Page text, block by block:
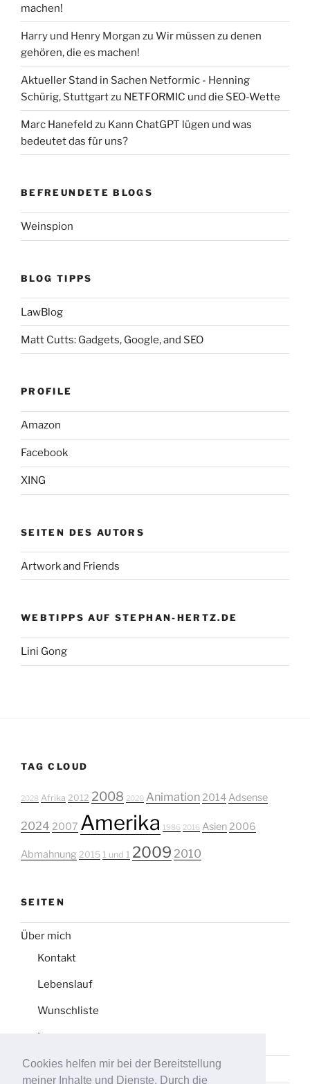
Cookies helfen mir bei der Bereitstellung
meiner Inhalte und Dienste. Durch die
machen!
Harry und Henry Morgan zu Wir müssen zu denen
gehören, die es machen!
Aktueller Stand in Sachen Netformic - Henning
Schürig, Stuttgartzu NETFORMIC und die SEO-Wette
Marc Hanefeld zu Kann ChatGPT lügen und was
bedeutet das für uns?
BEFREUNDETE BLOGS
Weinspion
BLOG TIPPS
LawBlog
Matt Cutts: Gadgets, Google, and SEO
PROFILE
Amazon
Facebook
XING
SEITEN DES AUTORS
Artwork and Friends
WEBTIPPS AUF STEPHAN-HERTZ.DE
Lini Gong
TAG CLOUD
2028 Afrika 2012 2008 2020 Animation2014 Adsense
2024 2007 Amerika 1986 2016 Asien2006
Abmahnung 2015 1 und 1 2009 2010
SEITEN
Über mich
Kontakt
Lebenslauf
Wunschliste
Impressum
Datenschutz